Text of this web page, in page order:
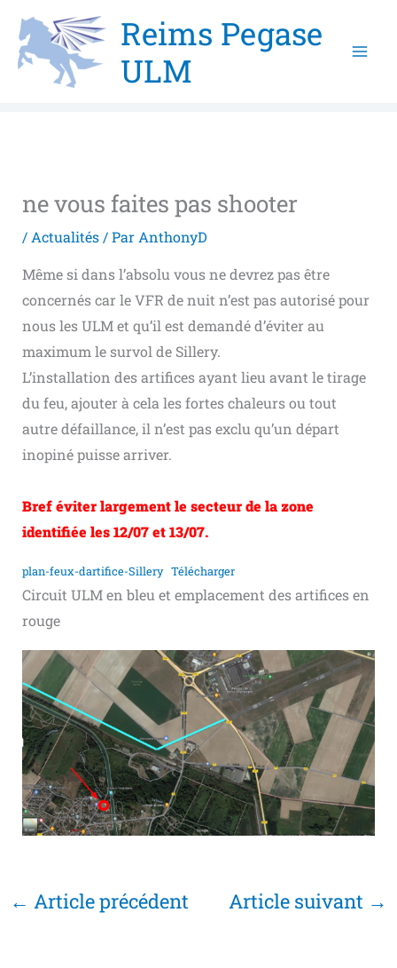
contenu
Reims Pegase
ULM
ne vous faites pas shooter
/ Actualités/ Par AnthonyD
Même si dans l’absolu vous ne devrez pas être
concernés car le VFR de nuit n’est pas autorisé pour
nous les ULM et qu’il est demandé d’éviter au
maximum le survol de Sillery.
L’installation des artifices ayant lieu avant le tirage
du feu, ajouter à cela les fortes chaleurs ou tout
autre défaillance, il n’est pas exclu qu’un départ
inopiné puisse arriver.
Bref éviter largement le secteur de la zone
identifiée les 12/07 et 13/07.
plan-feux-dartifice-Sillery Télécharger
Circuit ULM en bleu et emplacement des artifices en
rouge
← Article précédent Article suivant →